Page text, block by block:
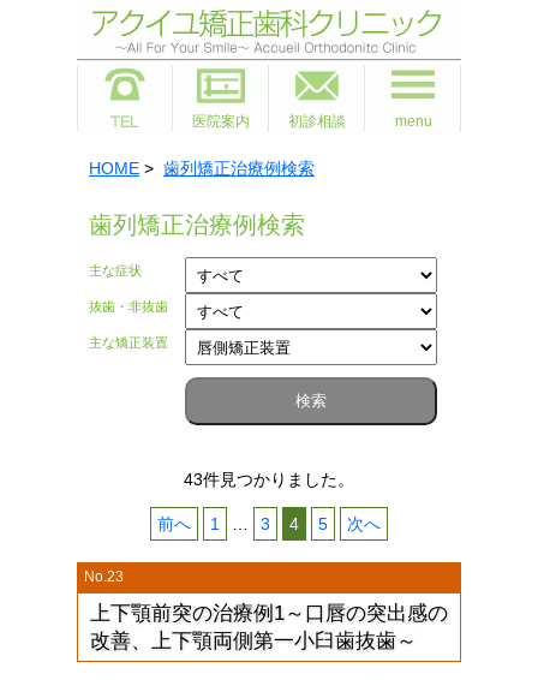
医院案内 初診相談 menu
HOME > 歯列矯正治療例検索
歯列矯正治療例検索
主な症状
抜歯・非抜歯
主な矯正装置
43件見つかりました。
ナ
ゲ
ー
前へ 1 3 4 5 次へ
No.23
上下顎前突の治療例1～口唇の突出感の
改善、上下顎両側第一小臼歯抜歯～